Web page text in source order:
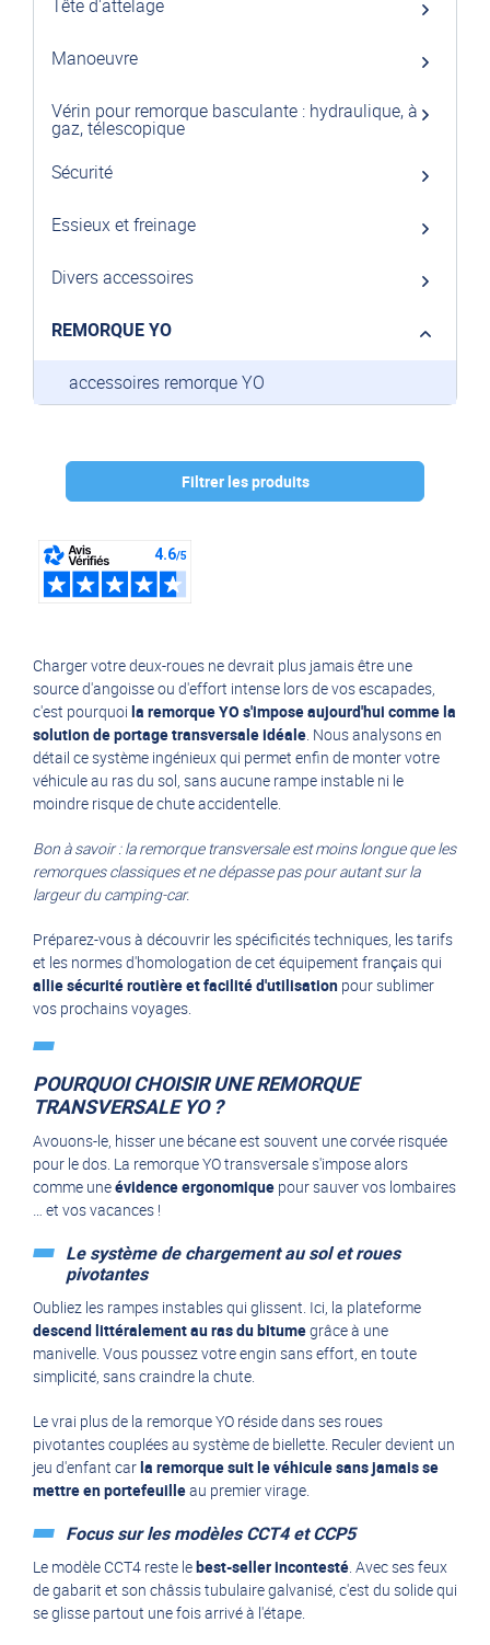
Filtrer les produits
YO REMORQUE
Tête d'attelage
Manoeuvre
Vérin pour remorque basculante : hydraulique, à
gaz, télescopique
Sécurité
Essieux et freinage
Divers accessoires
REMORQUE YO
accessoires remorque YO
Charger votre deux-roues ne devrait plus jamais être une
source d'angoisse ou d'effort intense lors de vos escapades,
c'est pourquoi la remorque YO s'impose aujourd'hui comme la
solution de portage transversale idéale. Nous analysons en
détail ce système ingénieux qui permet enfin de monter votre
véhicule au ras du sol, sans aucune rampe instable ni le
moindre risque de chute accidentelle.
Bon à savoir : la remorque transversale est moins longue que les
remorques classiques et ne dépasse pas pour autant sur la
largeur du camping-car.
Préparez-vous à découvrir les spécificités techniques, les tarifs
et les normes d'homologation de cet équipement français qui
allie sécurité routière et facilité d'utilisation pour sublimer
vos prochains voyages.
POURQUOI CHOISIR UNE REMORQUE
TRANSVERSALE YO ?
Avouons-le, hisser une bécane est souvent une corvée risquée
pour le dos. La remorque YO transversale s'impose alors
comme uneévidence ergonomique pour sauver vos lombaires
… et vos vacances !
Le système de chargement au sol et roues
pivotantes
Oubliez les rampes instables qui glissent. Ici, la plateforme
descend littéralement au ras du bitumegrâce à une
manivelle. Vous poussez votre engin sans effort, en toute
simplicité, sans craindre la chute.
Le vrai plus de la remorque YO réside dans ses roues
pivotantes couplées au système de biellette. Reculer devient un
jeu d'enfant carla remorque suit le véhicule sans jamais se
mettre en portefeuilleau premier virage.
Focus sur les modèles CCT4 et CCP5
Le modèle CCT4 reste lebest-seller incontesté. Avec ses feux
de gabarit et son châssis tubulaire galvanisé, c'est du solide qui
se glisse partout une fois arrivé à l'étape.